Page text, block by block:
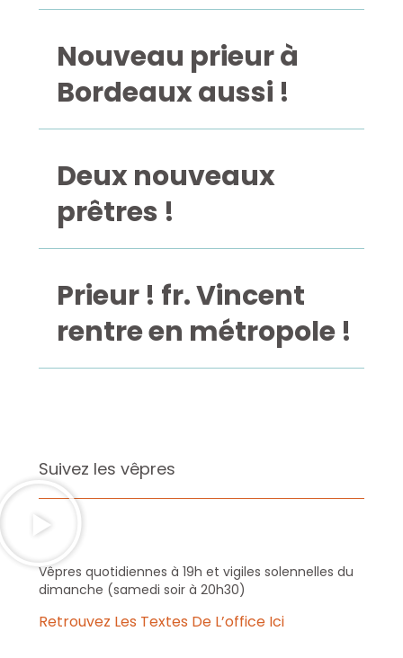
Nouveau prieur à
Bordeaux aussi !
Deux nouveaux
prêtres !
Prieur ! fr. Vincent
rentre en métropole !
Suivez les vêpres
Vêpres quotidiennes à 19h et vigiles solennelles du
dimanche (samedi soir à 20h30)
Retrouvez Les Textes De L’office Ici